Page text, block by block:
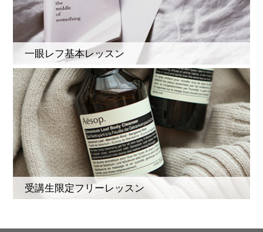
一眼レフ基本レッスン
受講生限定フリーレッスン